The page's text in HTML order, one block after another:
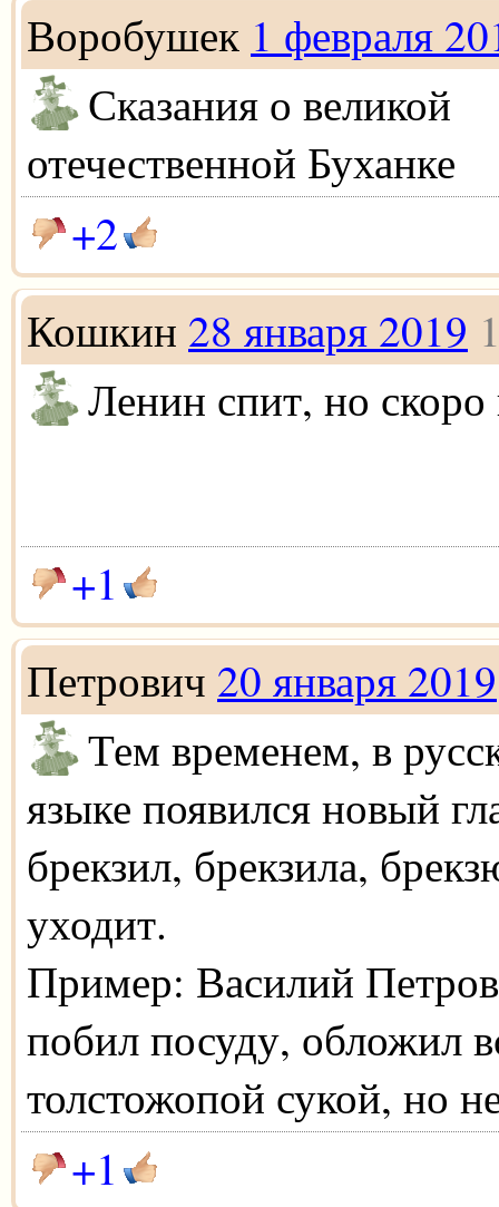
Воробушек 1 февраля
Сказания о великой
отечественной Буханке
+2
Кошкин 28 января 2019
Ленин спит, но скоро
+1
Петрович 20 января 2019
Тем временем, в
языке появился новый
брекзил, брекзила,
уходит.
Пример: Василий
побил посуду, обложил
толстожопой сукой, но
+1